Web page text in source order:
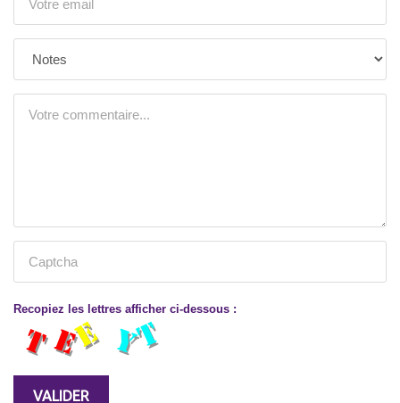
Recopiez les lettres afficher ci-dessous :